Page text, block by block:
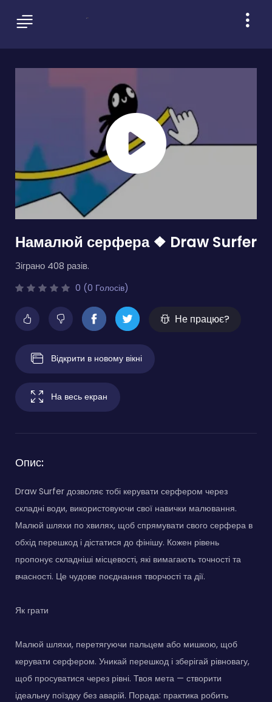
Намалюй серфера ❖ Draw Surfer
Зіграно 408 разів.
0 (0 Голосів)
Не працює?
Відкрити в новому вікні
На весь екран
Опис:
Draw Surfer дозволяє тобі керувати серфером через
складні води, використовуючи свої навички малювання.
Малюй шляхи по хвилях, щоб спрямувати свого серфера в
обхід перешкод і дістатися до фінішу. Кожен рівень
пропонує складніші місцевості, які вимагають точності та
вчасності. Це чудове поєднання творчості та дії.
Як грати
Малюй шляхи, перетягуючи пальцем або мишкою, щоб
керувати серфером. Уникай перешкод і зберігай рівновагу,
щоб просуватися через рівні. Твоя мета — створити
ідеальну поїздку без аварій. Порада: практика робить